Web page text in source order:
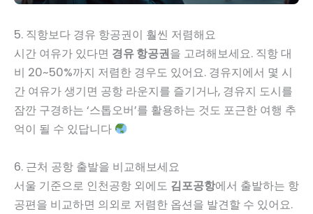
5. 직항보다 경유 항공권이 훨씬 저렴해요
시간 여유가 있다면 경유 항공권을 고려해보세요. 직항 대
비 20~50%까지 저렴한 경우도 있어요. 경유지에서 몇 시
간 여유가 생기면 공항 라운지를 즐기거나, 경유지 도시를
잠깐 구경하는 ‘스톱오버’를 활용하는 것도 포근한 여행 추
억이 될 수 있답니다
6. 근처 공항 출발을 비교해보세요
서울 기준으로 인천공항 외에도 김포공항에서 출발하는 항
공편을 비교하면 의외로 저렴한 옵션을 발견할 수 있어요.